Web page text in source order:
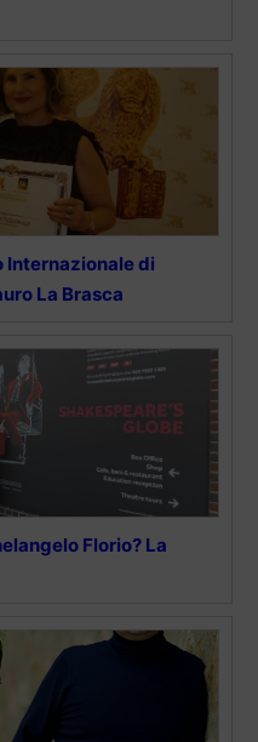
Internazionale di
La Brasca
Florio? La